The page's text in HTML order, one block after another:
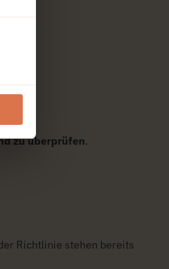
zu überprüfen.
Richtlinie stehen bereits